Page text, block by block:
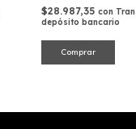
$28.987,35 con
depósito bancario